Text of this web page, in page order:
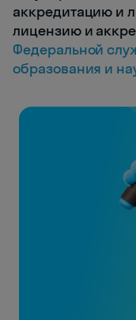
аккредитацию и
лицензию и
Федеральной
образования и